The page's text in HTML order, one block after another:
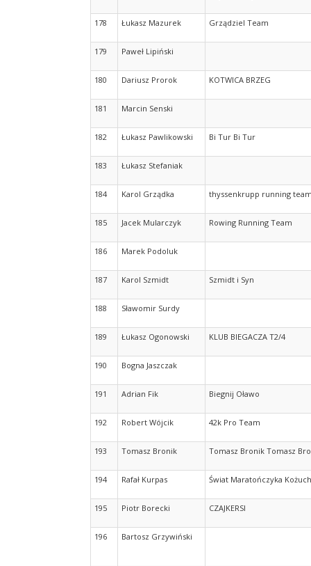
178 Łukasz Mazurek Grządziel Team
179 Paweł Lipiński
180 Dariusz Prorok KOTWICA BRZEG
181 Marcin Senski
182 Łukasz Pawlikowski Bi Tur Bi Tur
183 Łukasz Stefaniak
184 Karol Grządka thyssenkrupp running
185 Jacek Mularczyk Rowing Running Team
186 Marek Podoluk
187 Karol Szmidt Szmidt i Syn
188 Sławomir Surdy
189 Łukasz Ogonowski KLUB BIEGACZA T2/4
190 Bogna Jaszczak
191 Adrian Fik Biegnij Oławo
192 Robert Wójcik 42k Pro Team
193 Tomasz Bronik Tomasz Bronik Tomasz
194 Rafał Kurpas Świat Maratończyka
195 Piotr Borecki CZAJKERSI
196 Bartosz Grzywiński